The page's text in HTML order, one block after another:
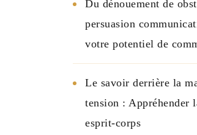
Du dénouement de
persuasion
votre potentiel de
Le savoir derrière la
tension : Appréhender
esprit-corps